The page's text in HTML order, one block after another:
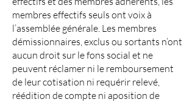
membres effectifs seuls ont voix à
l’assemblée générale. Les membres
démissionnaires, exclus ou sortants n’ont
aucun droit sur le fons social et ne
peuvent réclamer ni le remboursement
de leur cotisation ni requérir relevé,
réédition de compte ni aposition de